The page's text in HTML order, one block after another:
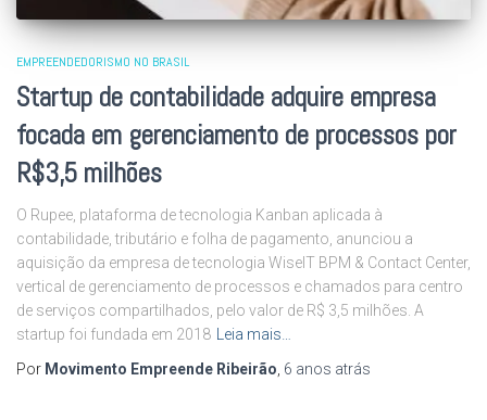
EMPREENDEDORISMO NO BRASIL
Startup de contabilidade adquire empresa
focada em gerenciamento de processos por
R$3,5 milhões
O Rupee, plataforma de tecnologia Kanban aplicada à
contabilidade, tributário e folha de pagamento, anunciou a
aquisição da empresa de tecnologia WiseIT BPM & Contact Center,
vertical de gerenciamento de processos e chamados para centro
de serviços compartilhados, pelo valor de R$ 3,5 milhões. A
startup foi fundada em 2018 Leia mais…
Por Movimento Empreende Ribeirão, 6 anos atrás